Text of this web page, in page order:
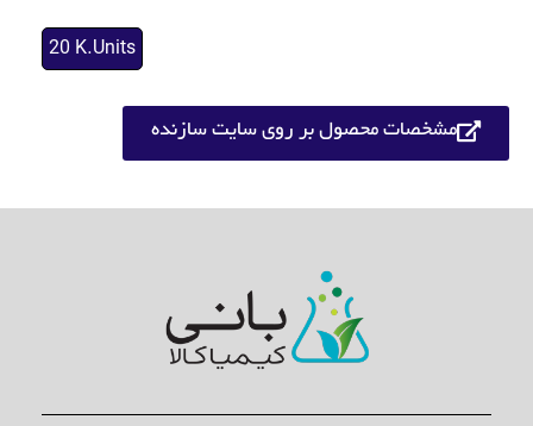
20 K.Units
مشخصات محصول بر روی سایت سازنده